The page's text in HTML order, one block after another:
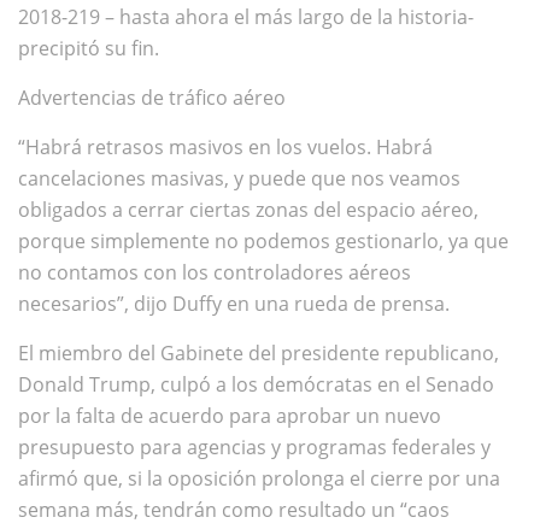
2018-219 – hasta ahora el más largo de la historia-
precipitó su fin.
Advertencias de tráfico aéreo
“Habrá retrasos masivos en los vuelos. Habrá
cancelaciones masivas, y puede que nos veamos
obligados a cerrar ciertas zonas del espacio aéreo,
porque simplemente no podemos gestionarlo, ya que
no contamos con los controladores aéreos
necesarios”, dijo Duffy en una rueda de prensa.
El miembro del Gabinete del presidente republicano,
Donald Trump, culpó a los demócratas en el Senado
por la falta de acuerdo para aprobar un nuevo
presupuesto para agencias y programas federales y
afirmó que, si la oposición prolonga el cierre por una
semana más, tendrán como resultado un “caos